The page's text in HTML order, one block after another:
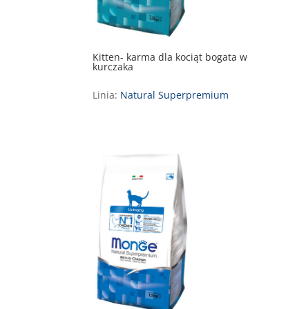
Kitten- karma dla kociąt bogata w
kurczaka
Linia: Natural Superpremium